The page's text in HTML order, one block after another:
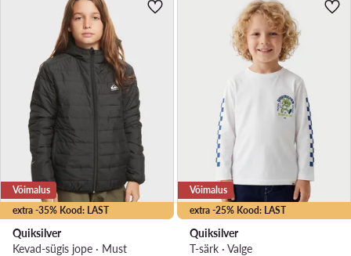
extra -35% Kood: LAST
Võimalus
Quiksilver
Kevad-sügis jope · Must
extra -25% Kood: LAST
Võimalus
Quiksilver
T-särk · Valge